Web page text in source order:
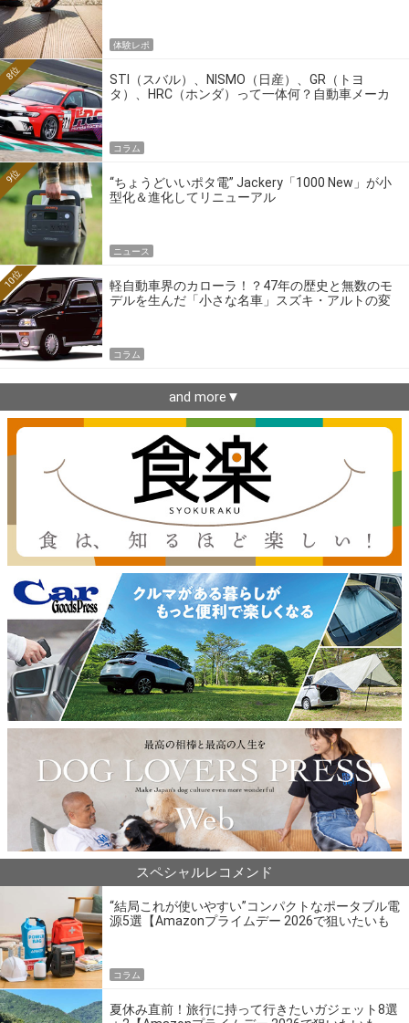
体験レポ
STI（スバル）、NISMO（日産）、GR（トヨ
タ）、HRC（ホンダ）って一体何？自動車メーカ
8位
コラム
“ちょうどいいポタ電” Jackery「1000 New」が小
型化＆進化してリニューアル
9位
ニュース
軽自動車界のカローラ！？47年の歴史と無数のモ
デルを生んだ「小さな名車」スズキ・アルトの変
10位
コラム
and more▼
スペシャルレコメンド
“結局これが使いやすい”コンパクトなポータブル電
源5選【Amazonプライムデー 2026で狙いたいも
コラム
夏休み直前！旅行に持って行きたいガジェット8選